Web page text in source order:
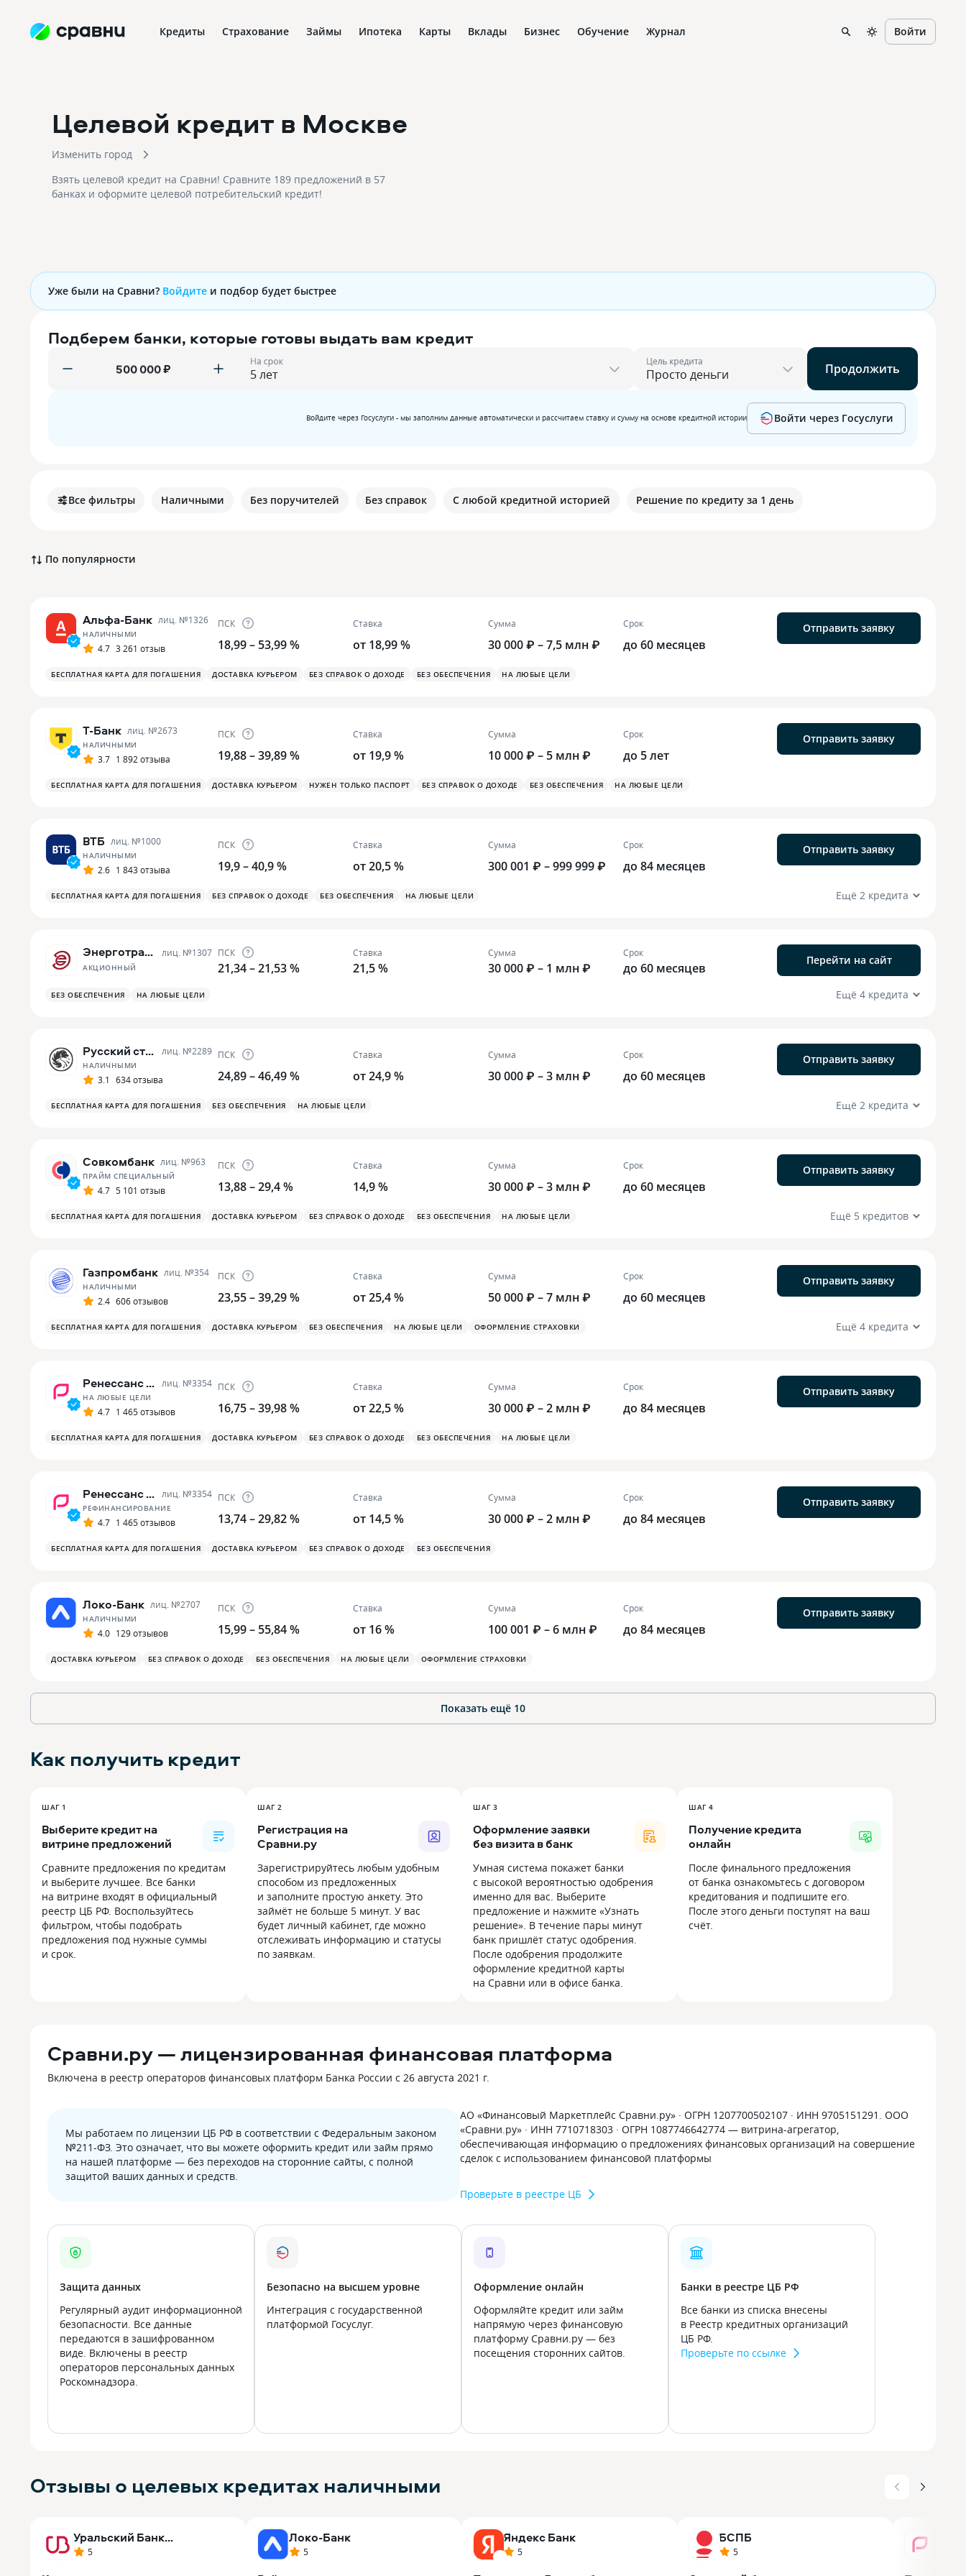
Кредиты Страхование Займы Ипотека Карты Вклады Бизнес Обучение Журнал Войти
Целевой кредит в Москве
Изменить город
Взять целевой кредит на Сравни! Сравните 189 предложений в 57
банках и оформите целевой потребительский кредит!
Уже были на Сравни? Войдите и подбор будет быстрее
Подберем банки, которые готовы выдать вам кредит
₽ На срок Цель кредита Продолжить
Войдите через Госуслуги - мы заполним данные автоматически и рассчитаем ставку и сумму на основе кредитной истории Войти через Госуслуги
Все фильтры Наличными Без поручителей Без справок С любой кредитной историей Решение по кредиту за 1 день
По популярности
Альфа-Банк лиц. №1326
НАЛИЧНЫМИ
4.7 3 261 отзыв
ПСК
18,99 – 53,99 %
Ставка
от 18,99 %
Сумма
30 000 ₽ – 7,5 млн ₽
Срок
до 60 месяцев
Отправить заявку
БЕСПЛАТНАЯ КАРТА ДЛЯ ПОГАШЕНИЯ ДОСТАВКА КУРЬЕРОМ БЕЗ СПРАВОК О ДОХОДЕ БЕЗ ОБЕСПЕЧЕНИЯ НА ЛЮБЫЕ ЦЕЛИ
Т-Банк лиц. №2673
НАЛИЧНЫМИ
3.7 1 892 отзыва
ПСК
19,88 – 39,89 %
Ставка
от 19,9 %
Сумма
10 000 ₽ – 5 млн ₽
Срок
до 5 лет
Отправить заявку
БЕСПЛАТНАЯ КАРТА ДЛЯ ПОГАШЕНИЯ ДОСТАВКА КУРЬЕРОМ НУЖЕН ТОЛЬКО ПАСПОРТ БЕЗ СПРАВОК О ДОХОДЕ БЕЗ ОБЕСПЕЧЕНИЯ НА ЛЮБЫЕ ЦЕЛИ
ВТБ лиц. №1000
НАЛИЧНЫМИ
2.6 1 843 отзыва
ПСК
19,9 – 40,9 %
Ставка
от 20,5 %
Сумма
300 001 ₽ – 999 999 ₽
Срок
до 84 месяцев
Отправить заявку
БЕСПЛАТНАЯ КАРТА ДЛЯ ПОГАШЕНИЯ БЕЗ СПРАВОК О ДОХОДЕ БЕЗ ОБЕСПЕЧЕНИЯ НА ЛЮБЫЕ ЦЕЛИ Ещё 2 кредита
Энерготрансбанк лиц. №1307
АКЦИОННЫЙ
ПСК
21,34 – 21,53 %
Ставка
21,5 %
Сумма
30 000 ₽ – 1 млн ₽
Срок
до 60 месяцев
Перейти на сайт
БЕЗ ОБЕСПЕЧЕНИЯ НА ЛЮБЫЕ ЦЕЛИ Ещё 4 кредита
Русский стандарт лиц. №2289
НАЛИЧНЫМИ
3.1 634 отзыва
ПСК
24,89 – 46,49 %
Ставка
от 24,9 %
Сумма
30 000 ₽ – 3 млн ₽
Срок
до 60 месяцев
Отправить заявку
БЕСПЛАТНАЯ КАРТА ДЛЯ ПОГАШЕНИЯ БЕЗ ОБЕСПЕЧЕНИЯ НА ЛЮБЫЕ ЦЕЛИ Ещё 2 кредита
Совкомбанк лиц. №963
ПРАЙМ СПЕЦИАЛЬНЫЙ
4.7 5 101 отзыв
ПСК
13,88 – 29,4 %
Ставка
14,9 %
Сумма
30 000 ₽ – 3 млн ₽
Срок
до 60 месяцев
Отправить заявку
БЕСПЛАТНАЯ КАРТА ДЛЯ ПОГАШЕНИЯ ДОСТАВКА КУРЬЕРОМ БЕЗ СПРАВОК О ДОХОДЕ БЕЗ ОБЕСПЕЧЕНИЯ НА ЛЮБЫЕ ЦЕЛИ Ещё 5 кредитов
Газпромбанк лиц. №354
НАЛИЧНЫМИ
2.4 606 отзывов
ПСК
23,55 – 39,29 %
Ставка
от 25,4 %
Сумма
50 000 ₽ – 7 млн ₽
Срок
до 60 месяцев
Отправить заявку
БЕСПЛАТНАЯ КАРТА ДЛЯ ПОГАШЕНИЯ ДОСТАВКА КУРЬЕРОМ БЕЗ ОБЕСПЕЧЕНИЯ НА ЛЮБЫЕ ЦЕЛИ ОФОРМЛЕНИЕ СТРАХОВКИ Ещё 4 кредита
Ренессанс Банк лиц. №3354
НА ЛЮБЫЕ ЦЕЛИ
4.7 1 465 отзывов
ПСК
16,75 – 39,98 %
Ставка
от 22,5 %
Сумма
30 000 ₽ – 2 млн ₽
Срок
до 84 месяцев
Отправить заявку
БЕСПЛАТНАЯ КАРТА ДЛЯ ПОГАШЕНИЯ ДОСТАВКА КУРЬЕРОМ БЕЗ СПРАВОК О ДОХОДЕ БЕЗ ОБЕСПЕЧЕНИЯ НА ЛЮБЫЕ ЦЕЛИ
Ренессанс Банк лиц. №3354
РЕФИНАНСИРОВАНИЕ
4.7 1 465 отзывов
ПСК
13,74 – 29,82 %
Ставка
от 14,5 %
Сумма
30 000 ₽ – 2 млн ₽
Срок
до 84 месяцев
Отправить заявку
БЕСПЛАТНАЯ КАРТА ДЛЯ ПОГАШЕНИЯ ДОСТАВКА КУРЬЕРОМ БЕЗ СПРАВОК О ДОХОДЕ БЕЗ ОБЕСПЕЧЕНИЯ
Локо-Банк лиц. №2707
НАЛИЧНЫМИ
4.0 129 отзывов
ПСК
15,99 – 55,84 %
Ставка
от 16 %
Сумма
100 001 ₽ – 6 млн ₽
Срок
до 84 месяцев
Отправить заявку
ДОСТАВКА КУРЬЕРОМ БЕЗ СПРАВОК О ДОХОДЕ БЕЗ ОБЕСПЕЧЕНИЯ НА ЛЮБЫЕ ЦЕЛИ ОФОРМЛЕНИЕ СТРАХОВКИ
Показать ещё 10
Как получить кредит
ШАГ 1
Выберите кредит на
витрине предложений
Сравните предложения по кредитам
и выберите лучшее. Все банки
на витрине входят в официальный
реестр ЦБ РФ. Воспользуйтесь
фильтром, чтобы подобрать
предложения под нужные суммы
и срок.
ШАГ 2
Регистрация на
Сравни.ру
Зарегистрируйтесь любым удобным
способом из предложенных
и заполните простую анкету. Это
займёт не больше 5 минут. У вас
будет личный кабинет, где можно
отслеживать информацию и статусы
по заявкам.
ШАГ 3
Оформление заявки
без визита в банк
Умная система покажет банки
с высокой вероятностью одобрения
именно для вас. Выберите
предложение и нажмите «Узнать
решение». В течение пары минут
банк пришлёт статус одобрения.
После одобрения продолжите
оформление кредитной карты
на Сравни или в офисе банка.
ШАГ 4
Получение кредита
онлайн
После финального предложения
от банка ознакомьтесь с договором
кредитования и подпишите его.
После этого деньги поступят на ваш
счёт.
Сравни.ру — лицензированная финансовая платформа
Включена в реестр операторов финансовых платформ Банка России с 26 августа 2021 г.
Мы работаем по лицензии ЦБ РФ в соответствии с Федеральным законом
№211-ФЗ. Это означает, что вы можете оформить кредит или займ прямо
на нашей платформе — без переходов на сторонние сайты, с полной
защитой ваших данных и средств.
АО «Финансовый Маркетплейс Сравни.ру» · ОГРН 1207700502107 · ИНН 9705151291. ООО
«Сравни.ру» · ИНН 7710718303 · ОГРН 1087746642774 — витрина-агрегатор,
обеспечивающая информацию о предложениях финансовых организаций на совершение
сделок с использованием финансовой платформы
Проверьте в реестре ЦБ
Защита данных
Регулярный аудит информационной
безопасности. Все данные
передаются в зашифрованном
виде. Включены в реестр
операторов персональных данных
Роскомнадзора.
Безопасно на высшем уровне
Интеграция с государственной
платформой Госуслуг.
Оформление онлайн
Оформляйте кредит или займ
напрямую через финансовую
платформу Сравни.ру — без
посещения сторонних сайтов.
Банки в реестре ЦБ РФ
Все банки из списка внесены
в Реестр кредитных организаций
ЦБ РФ.
Проверьте по ссылке
Отзывы о целевых кредитах наличными
Уральский Банк
реконструкции и развития
5
Локо-Банк
5
Яндекс Банк
5
БСПБ
5